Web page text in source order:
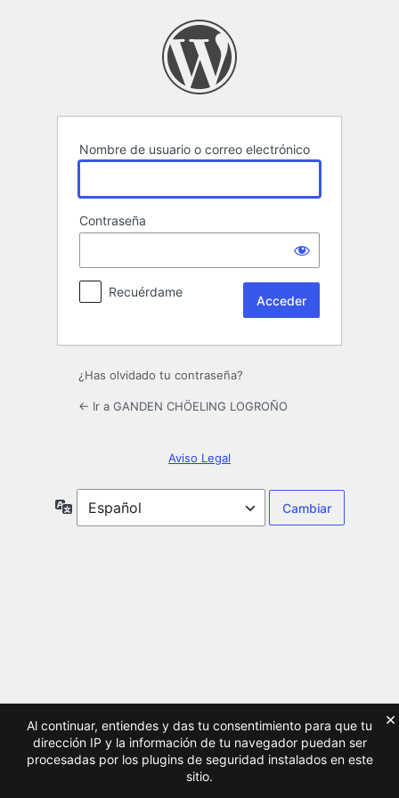
Nombre de usuario o correo electrónico
Contraseña
Recuérdame
¿Has olvidado tu contraseña?
← Ir a GANDEN CHÖELING LOGROÑO
Aviso Legal
Idioma
Al continuar, entiendes y das tu consentimiento para que tu
dirección IP y la información de tu navegador puedan ser
procesadas por los plugins de seguridad instalados en este
sitio.
×